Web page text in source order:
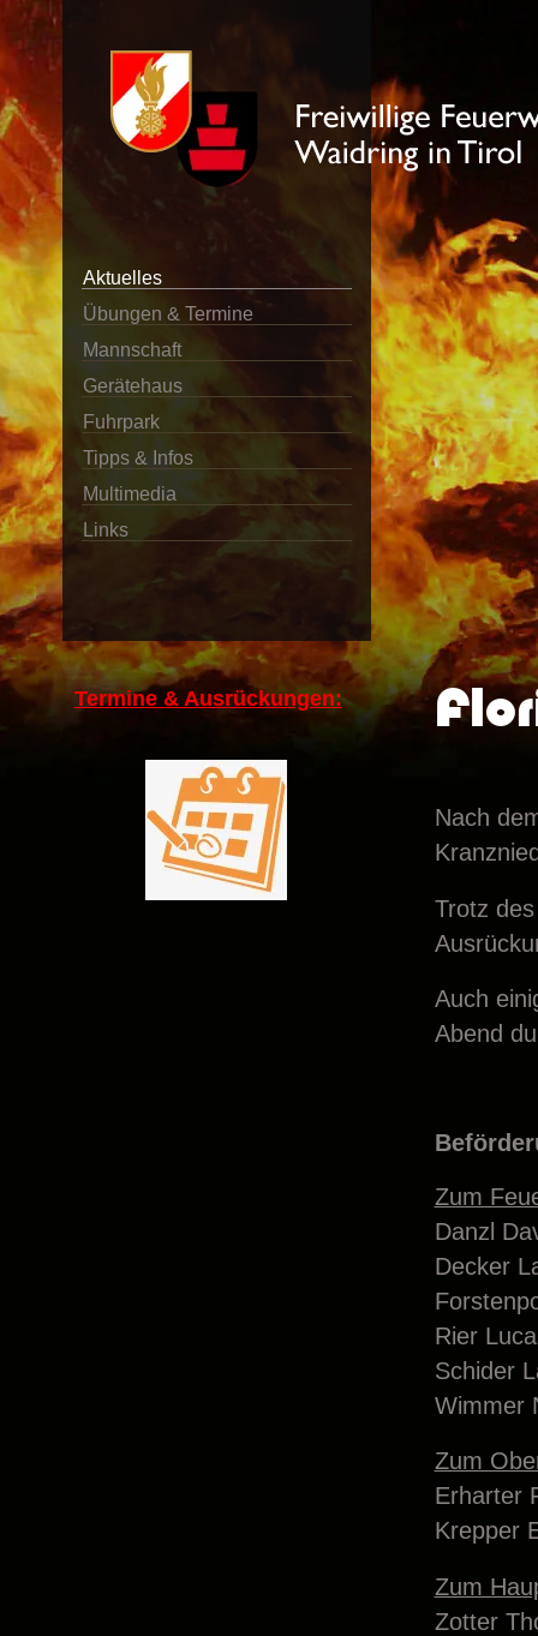
Aktuelles
Übungen & Termine
Mannschaft
Gerätehaus
Fuhrpark
Tipps & Infos
Multimedia
Links
Termine & Ausrückungen:
Nach
Trotz
Auch
Abend
Zum
Danzl
Decker
Rier
Schider
Wimmer
Zum
Erharter
Krepper
Zum
Zotter